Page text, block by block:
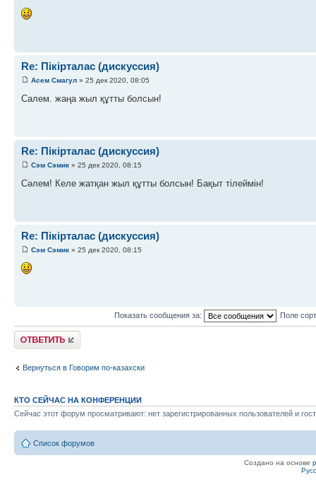
Re: Пікірталас (дискуссия)
Асем Смагул » 25 дек 2020, 08:05
Салем. жаңа жыл құтты болсын!
Re: Пікірталас (дискуссия)
Сэм Сэмик » 25 дек 2020, 08:15
Сәлем! Келе жатқан жыл құтты болсын! Бақыт тілеймін!
Re: Пікірталас (дискуссия)
Сэм Сэмик » 25 дек 2020, 08:15
Показать сообщения за: Поле
Ответить
Вернуться в Говорим по-казахски
КТО СЕЙЧАС НА КОНФЕРЕНЦИИ
Сейчас этот форум просматривают: нет зарегистрированных пользователей и
Список форумов
Создано на основе